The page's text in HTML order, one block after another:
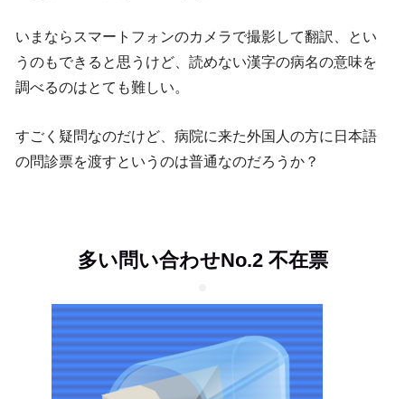
いまならスマートフォンのカメラで撮影して翻訳、とい
うのもできると思うけど、読めない漢字の病名の意味を
調べるのはとても難しい。
すごく疑問なのだけど、病院に来た外国人の方に日本語
の問診票を渡すというのは普通なのだろうか？
多い問い合わせNo.2 不在票